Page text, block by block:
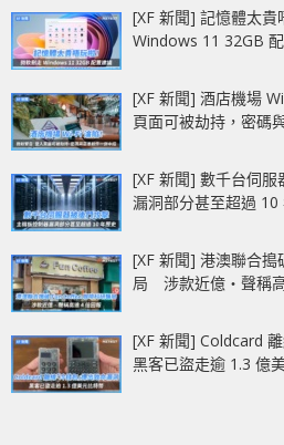
[XF 新聞] 記憶體太
Windows 11 32GB
[XF 新聞] 酒店機場
頁面可被劫持，密碼
[XF 新聞] 數千台伺
漏洞部分甚至超過 10
[XF 新聞] 港澳聯合
局 涉款近億‧聲稱
[XF 新聞] Coldcard
黑客已盜走逾 1.3 億